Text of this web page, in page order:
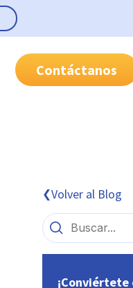
Contáctanos
❮Volver al Blog
¡Conviértete